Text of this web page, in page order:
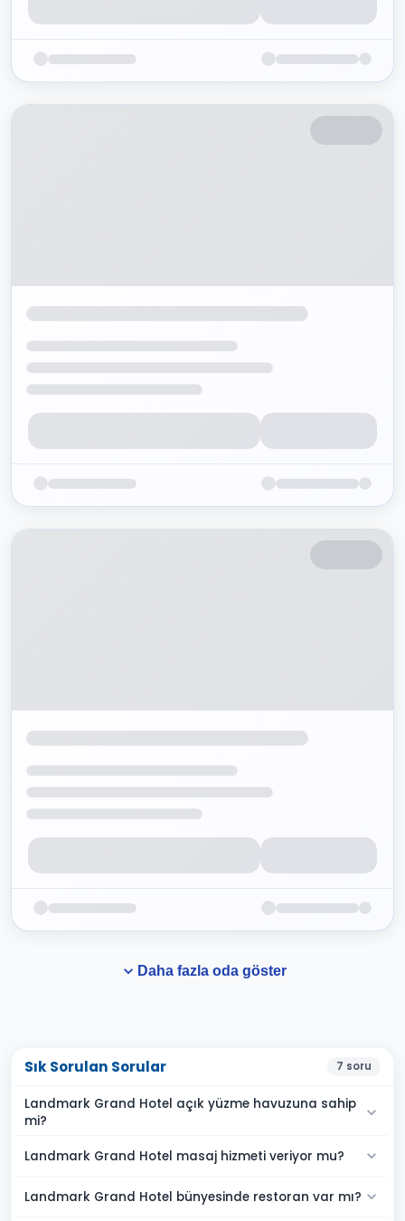
Daha fazla oda göster
Sık Sorulan Sorular 7 soru
Landmark Grand Hotel açık yüzme havuzuna sahip
mi?
Landmark Grand Hotel masaj hizmeti veriyor mu?
Landmark Grand Hotel bünyesinde restoran var mı?